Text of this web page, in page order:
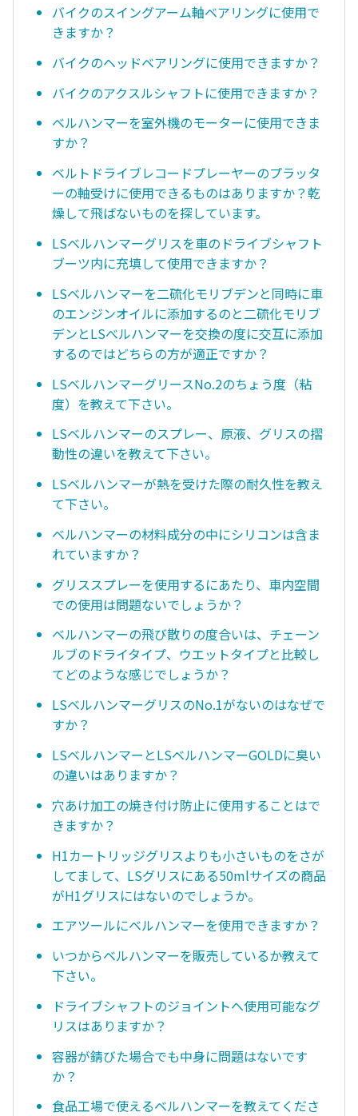
バイクのスイングアーム軸ベアリングに使用で
きますか？
バイクのヘッドベアリングに使用できますか？
バイクのアクスルシャフトに使用できますか？
ベルハンマーを室外機のモーターに使用できま
すか？
ベルトドライブレコードプレーヤーのプラッタ
ーの軸受けに使用できるものはありますか？乾
燥して飛ばないものを探しています。
LSベルハンマーグリスを車のドライブシャフト
ブーツ内に充填して使用できますか？
LSベルハンマーを二硫化モリブデンと同時に車
のエンジンオイルに添加するのと二硫化モリブ
デンとLSべルハンマーを交換の度に交互に添加
するのではどちらの方が適正ですか？
LSベルハンマーグリースNo.2のちょう度（粘
度）を教えて下さい。
LSベルハンマーのスプレー、原液、グリスの摺
動性の違いを教えて下さい。
LSベルハンマーが熱を受けた際の耐久性を教え
て下さい。
ベルハンマーの材料成分の中にシリコンは含ま
れていますか？
グリススプレーを使用するにあたり、車内空間
での使用は問題ないでしょうか？
ベルハンマーの飛び散りの度合いは、チェーン
ルブのドライタイプ、ウエットタイプと比較し
てどのような感じでしょうか？
LSベルハンマーグリスのNo.1がないのはなぜで
すか？
LSベルハンマーとLSベルハンマーGOLDに臭い
の違いはありますか？
穴あけ加工の焼き付け防止に使用することはで
きますか？
H1カートリッジグリスよりも小さいものをさが
してまして、LSグリスにある50mlサイズの商品
がH1グリスにはないのでしょうか。
エアツールにベルハンマーを使用できますか？
いつからベルハンマーを販売しているか教えて
下さい。
ドライブシャフトのジョイントへ使用可能なグ
リスはありますか？
容器が錆びた場合でも中身に問題はないです
か？
食品工場で使えるベルハンマーを教えてくださ